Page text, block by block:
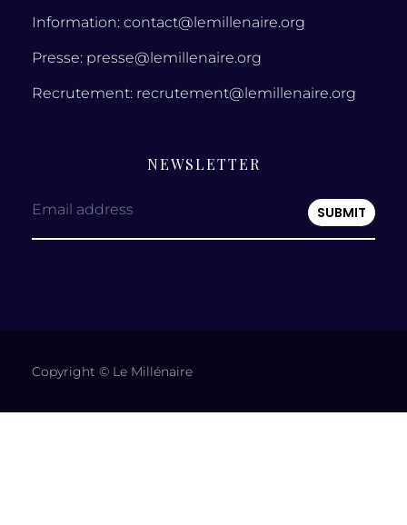
Information: contact@lemillenaire.org
Presse: presse@lemillenaire.org
Recrutement: recrutement@lemillenaire.org
NEWSLETTER
Email address
Copyright © Le Millénaire